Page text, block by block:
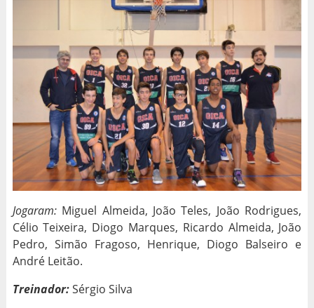
Jogaram:Miguel Almeida, João Teles, João Rodrigues,
Célio Teixeira, Diogo Marques, Ricardo Almeida, João
Pedro, Simão Fragoso, Henrique, Diogo Balseiro e
André Leitão.
Treinador:Sérgio Silva